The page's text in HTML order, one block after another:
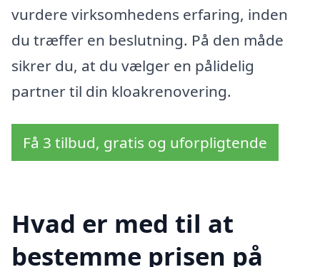
vurdere virksomhedens erfaring, inden
du træffer en beslutning. På den måde
sikrer du, at du vælger en pålidelig
partner til din kloakrenovering.
Få 3 tilbud, gratis og uforpligtende
Hvad er med til at
bestemme prisen på